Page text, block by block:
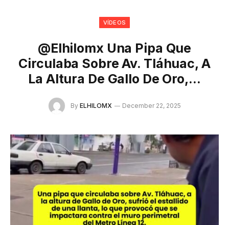
VÍDEOS
@elhilomx Una Pipa Que
Circulaba Sobre Av. Tláhuac, A
La Altura De Gallo De Oro,…
By ELHILOMX December 22, 2025